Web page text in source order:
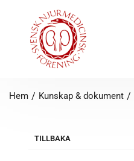
Hem / Kunskap & dokument /
TILLBAKA